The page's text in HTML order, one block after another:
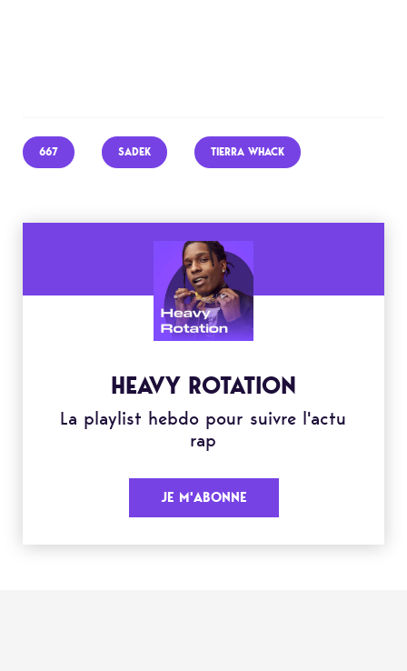
667 SADEK TIERRA WHACK
HEAVY ROTATION
La playlist hebdo pour suivre l'actu
rap
JE M'ABONNE